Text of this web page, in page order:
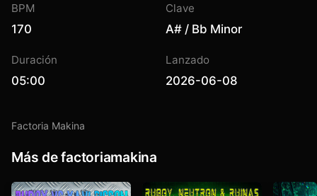
BPM
170
Clave
A# / Bb Minor
Duración
05:00
Lanzado
2026-06-08
Factoria Makina
Más de factoriamakina